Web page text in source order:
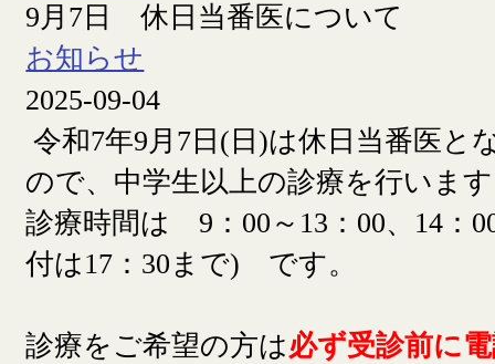
9月7日 休日当番医について
お知らせ
2025-09-04
令和7年9月7日(日)は休日当番医と
ので、中学生以上の診療を行います
診療時間は 9：00～13：00、14：
付は17：30まで) です。
診療をご希望の方は必ず受診前に